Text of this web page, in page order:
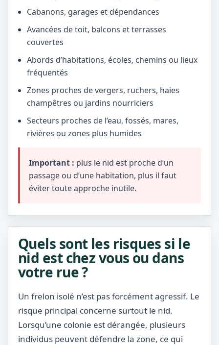
Cabanons, garages et dépendances
Avancées de toit, balcons et terrasses
couvertes
Abords d’habitations, écoles, chemins ou lieux
fréquentés
Zones proches de vergers, ruchers, haies
champêtres ou jardins nourriciers
Secteurs proches de l’eau, fossés, mares,
rivières ou zones plus humides
Important : plus le nid est proche d’un
passage ou d’une habitation, plus il faut
éviter toute approche inutile.
Quels sont les risques si le
nid est chez vous ou dans
votre rue ?
Un frelon isolé n’est pas forcément agressif. Le
risque principal concerne surtout le nid.
Lorsqu’une colonie est dérangée, plusieurs
individus peuvent défendre la zone, ce qui